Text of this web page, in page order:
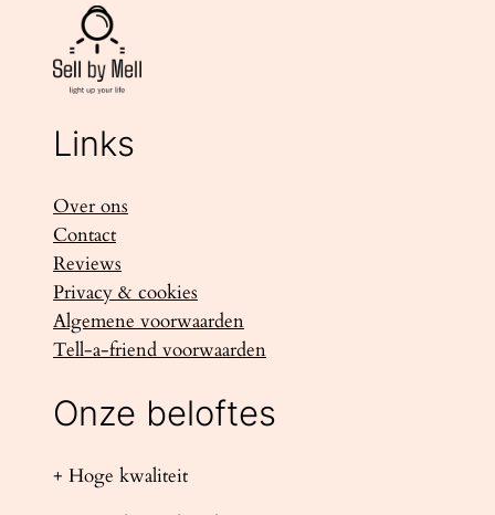
Links
Over ons
Contact
Reviews
Privacy & cookies
Algemene voorwaarden
Tell-a-friend voorwaarden
Onze beloftes
+ Hoge kwaliteit